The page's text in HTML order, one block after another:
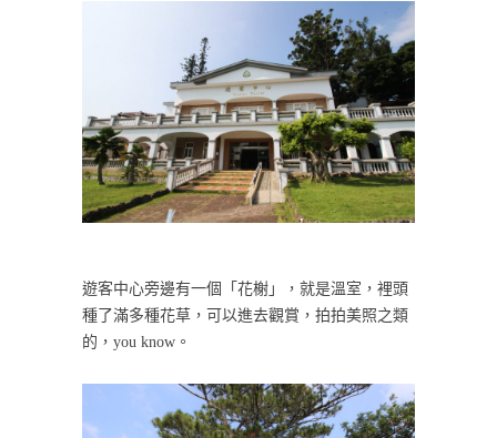
遊客中心旁邊有一個「花榭」，就是溫室，裡頭
種了滿多種花草，可以進去觀賞，拍拍美照之類
的，you know。